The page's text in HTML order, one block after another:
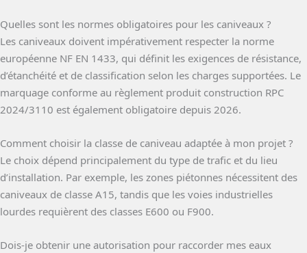
Quelles sont les normes obligatoires pour les caniveaux ?
Les caniveaux doivent impérativement respecter la norme
européenne NF EN 1433, qui définit les exigences de résistance,
d’étanchéité et de classification selon les charges supportées. Le
marquage conforme au règlement produit construction RPC
2024/3110 est également obligatoire depuis 2026.
Comment choisir la classe de caniveau adaptée à mon projet ?
Le choix dépend principalement du type de trafic et du lieu
d’installation. Par exemple, les zones piétonnes nécessitent des
caniveaux de classe A15, tandis que les voies industrielles
lourdes requièrent des classes E600 ou F900.
Dois-je obtenir une autorisation pour raccorder mes eaux